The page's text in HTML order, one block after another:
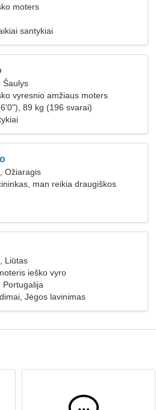
moters
santykiai
Šaulys
vyresnio amžiaus moters
89 kg (196 svarai)
Ožiaragis
man reikia draugiškos
Liūtas
ieško vyro
Portugalija
Jėgos lavinimas